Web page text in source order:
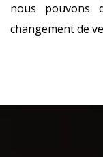
nous pouvons
changement de